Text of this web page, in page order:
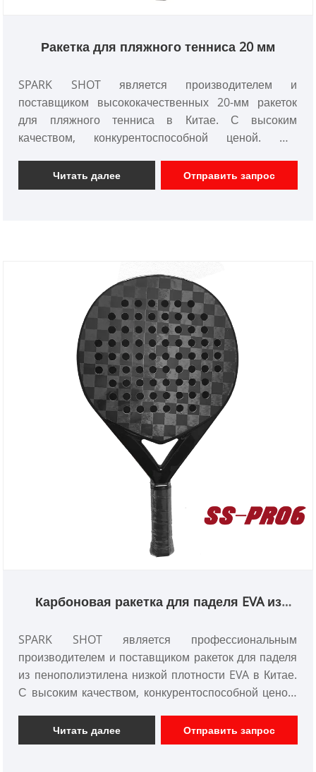
Ракетка для пляжного тенниса 20 мм
SPARK SHOT является производителем и
поставщиком высококачественных 20-мм ракеток
для пляжного тенниса в Китае. С высоким
качеством, конкурентоспособной ценой. Мы
карбоновых ракеток для весла, карбоновых ракеток
для сквоша, карбоновых ракеток для тенниса и т. д.
Читать далее Отправить запрос
Карбоновая ракетка для паделя EVA из
SPARK SHOT является профессиональным
производителем и поставщиком ракеток для паделя
из пенополиэтилена низкой плотности EVA в Китае.
С высоким качеством, конкурентоспособной ценой.
ракеток для весла из углеродного волокна, ракеток
для сквоша из углеродного волокна, теннисных
Читать далее Отправить запрос